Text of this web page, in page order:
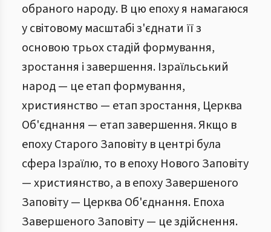
обраного народу. В цю епоху я намагаюся
у світовому масштабі з'єднати її з
основою трьох стадій формування,
зростання і завершення. Ізраїльський
народ — це етап формування,
християнство — етап зростання, Церква
Об'єднання — етап завершення. Якщо в
епоху Старого Заповіту в центрі була
сфера Ізраїлю, то в епоху Нового Заповіту
— християнство, а в епоху Завершеного
Заповіту — Церква Об'єднання. Епоха
Завершеного Заповіту — це здійснення.